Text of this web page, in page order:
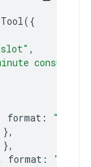
({
slot" ,
format :
"date"
},
},
format :